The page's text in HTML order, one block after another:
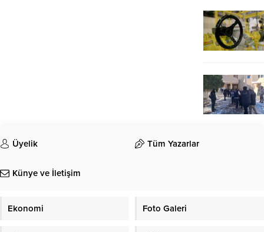
Üyelik Tüm Yazarlar
Künye ve İletişim
Ekonomi Foto Galeri